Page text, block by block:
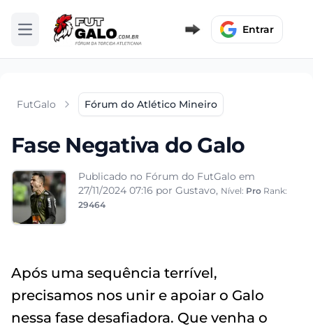
Abrir menu Entrar
FutGalo Fórum do Atlético Mineiro
Fase Negativa do Galo
Publicado no Fórum do FutGalo em
27/11/2024 07:16 por Gustavo, Nível: Pro Rank:
29464
Após uma sequência terrível,
precisamos nos unir e apoiar o Galo
nessa fase desafiadora. Que venha o